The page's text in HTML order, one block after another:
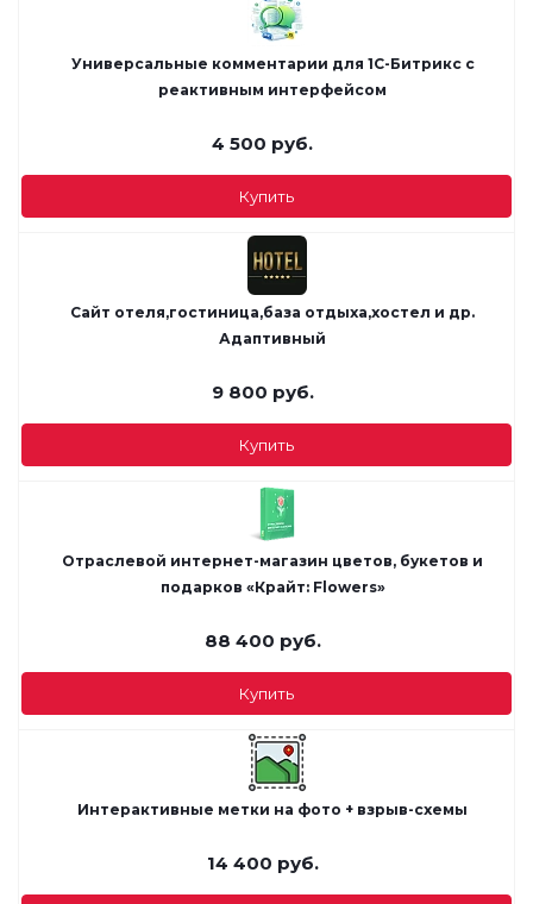
Универсальные комментарии для 1С-Битрикс с
реактивным интерфейсом
4 500 руб.
Купить
Сайт отеля,гостиница,база отдыха,хостел и др.
Адаптивный
9 800 руб.
Купить
Отраслевой интернет-магазин цветов, букетов и
подарков «Крайт: Flowers»
88 400 руб.
Купить
Интерактивные метки на фото + взрыв-схемы
14 400 руб.